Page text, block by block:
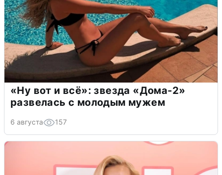
«Ну вот и всё»: звезда «Дома-2»
развелась с молодым мужем
6 августа 157